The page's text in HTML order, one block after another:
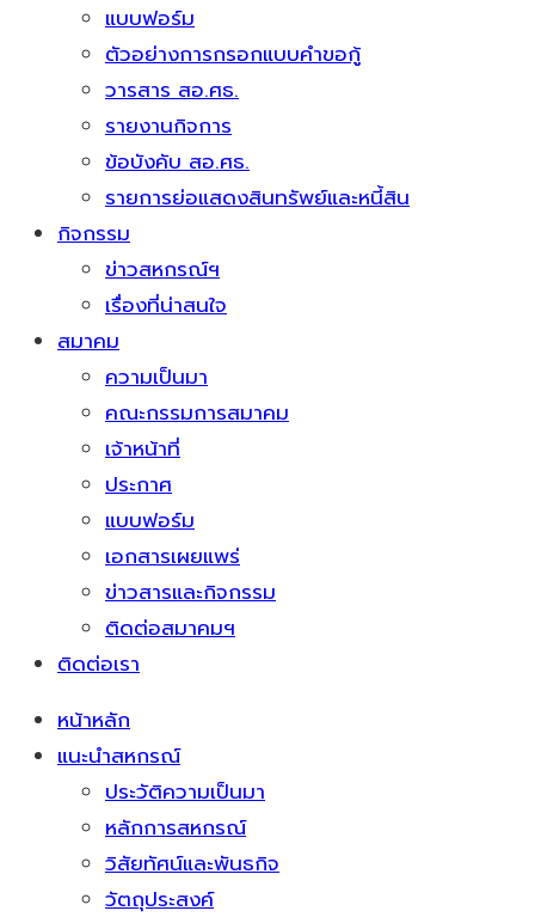
แบบฟอร์ม
ตัวอย่างการกรอกแบบคำขอกู้
วารสาร สอ.ศธ.
รายงานกิจการ
ข้อบังคับ สอ.ศธ.
รายการย่อแสดงสินทรัพย์และหนี้สิน
กิจกรรม
ข่าวสหกรณ์ฯ
เรื่องที่น่าสนใจ
สมาคม
ความเป็นมา
คณะกรรมการสมาคม
เจ้าหน้าที่
ประกาศ
แบบฟอร์ม
เอกสารเผยแพร่
ข่าวสารและกิจกรรม
ติดต่อสมาคมฯ
ติดต่อเรา
หน้าหลัก
แนะนำสหกรณ์
ประวัติความเป็นมา
หลักการสหกรณ์
วิสัยทัศน์และพันธกิจ
วัตถุประสงค์